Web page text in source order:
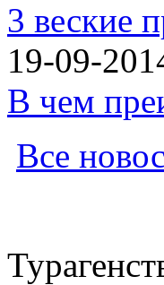
3 веские
19-09-
В чем
Все